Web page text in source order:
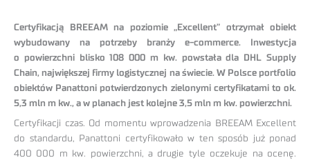
Certyfikacją BREEAM na poziomie „Excellent” otrzymał obiekt
wybudowany na potrzeby branży e-commerce. Inwestycja
o powierzchni blisko 108 000 m kw. powstała dla DHL Supply
Chain, największej firmy logistycznej na świecie. W Polsce portfolio
obiektów Panattoni potwierdzonych zielonymi certyfikatami to ok.
5,3 mln m kw., a w planach jest kolejne 3,5 mln m kw. powierzchni.
Certyfikacji czas. Od momentu wprowadzenia BREEAM Excellent
do standardu, Panattoni certyfikowało w ten sposób już ponad
400 000 m kw. powierzchni, a drugie tyle oczekuje na ocenę.